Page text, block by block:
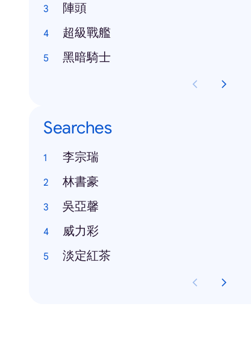
陣頭
超級戰艦
黑暗騎士
Searches
李宗瑞
林書豪
吳亞馨
威力彩
淡定紅茶